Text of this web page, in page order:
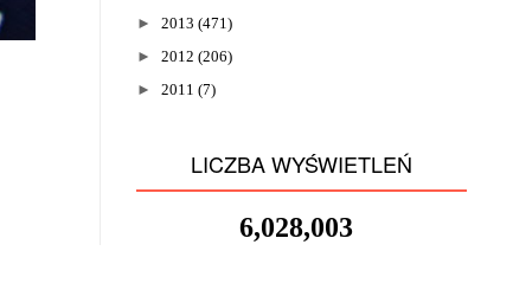
► 2013 (471)
► 2012 (206)
► 2011 (7)
LICZBA WYŚWIETLEŃ
6,028,003